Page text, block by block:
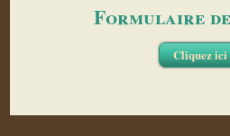
Formulaire
Cliquez ici